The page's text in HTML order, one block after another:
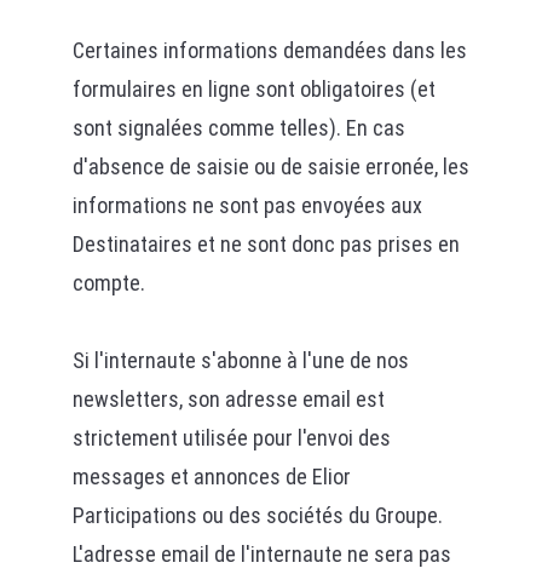
Certaines informations demandées dans les
formulaires en ligne sont obligatoires (et
sont signalées comme telles). En cas
d'absence de saisie ou de saisie erronée, les
informations ne sont pas envoyées aux
Destinataires et ne sont donc pas prises en
compte.
Si l'internaute s'abonne à l'une de nos
newsletters, son adresse email est
strictement utilisée pour l'envoi des
messages et annonces de Elior
Participations ou des sociétés du Groupe.
L'adresse email de l'internaute ne sera pas